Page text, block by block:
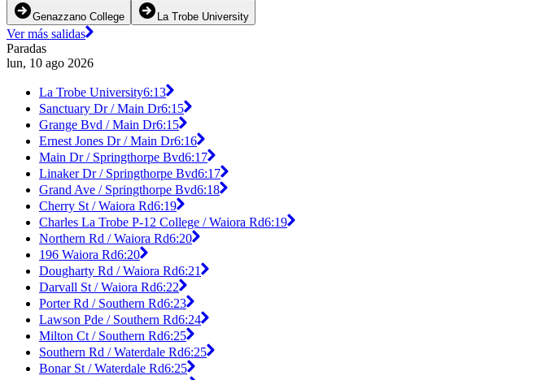
Genazzano College La Trobe University
Ver más salidas
Paradas
lun, 10 ago 2026
La Trobe University6:13
Sanctuary Dr / Main Dr6:15
Grange Bvd / Main Dr6:15
Ernest Jones Dr / Main Dr6:16
Main Dr / Springthorpe Bvd6:17
Linaker Dr / Springthorpe Bvd6:17
Grand Ave / Springthorpe Bvd6:18
Cherry St / Waiora Rd6:19
Charles La Trobe P-12 College / Waiora Rd6:19
Northern Rd / Waiora Rd6:20
196 Waiora Rd6:20
Dougharty Rd / Waiora Rd6:21
Darvall St / Waiora Rd6:22
Porter Rd / Southern Rd6:23
Lawson Pde / Southern Rd6:24
Milton Ct / Southern Rd6:25
Southern Rd / Waterdale Rd6:25
Bonar St / Waterdale Rd6:25